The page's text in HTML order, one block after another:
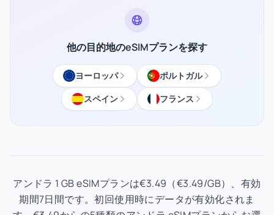
他の目的地のeSIMプランを探す
ヨーロッパ
ポルトガル
スペイン
フランス
アンドラ 1 GB eSIMプランは€3.49（€3.49/GB）、有効
期間7日間です。初回使用時にデータが有効化されま